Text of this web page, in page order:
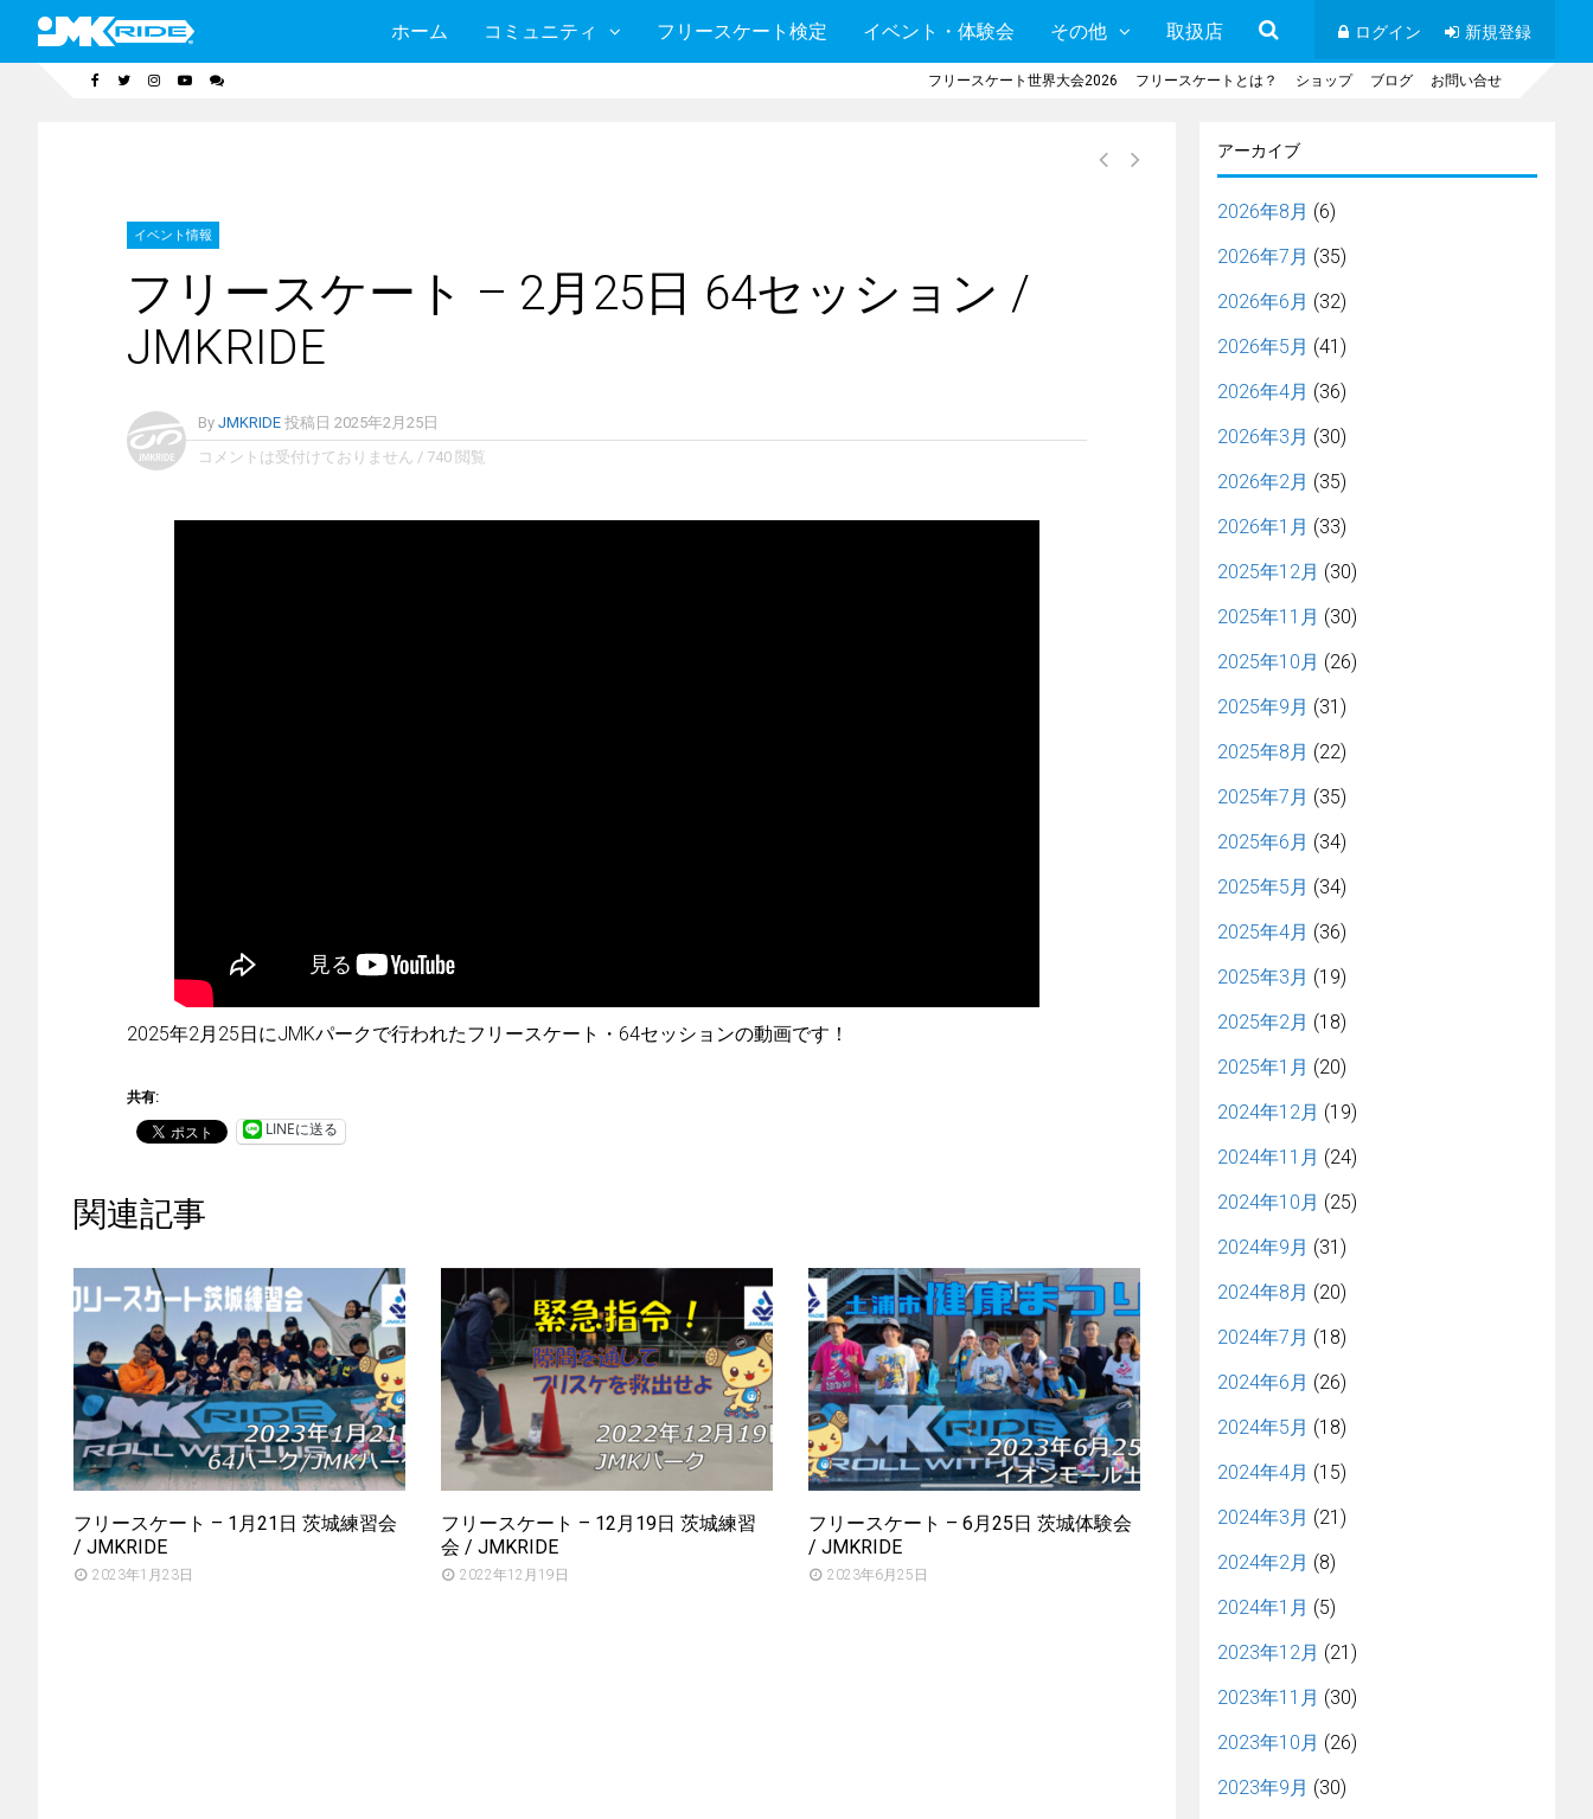
ホーム コミュニティ フリースケート検定 イベント・体験会 その他 取扱店 ログイン 新規登録
フリースケート世界大会2026 フリースケートとは？ ショップ ブログ お問い合せ
イベント情報
フリースケート – 2月25日 64セッション /
JMKRIDE
By JMKRIDE 投稿日 2025年2月25日
コメントは受付けておりません / 740 閲覧
2025年2月25日にJMKパークで行われたフリースケート・64セッションの動画です！
共有:
LINEに送る
関連記事
フリースケート – 1月21日 茨城練習会
/ JMKRIDE
2023年1月23日
フリースケート – 12月19日 茨城練習
会 / JMKRIDE
2022年12月19日
フリースケート – 6月25日 茨城体験会
/ JMKRIDE
2023年6月25日
アーカイブ
2026年8月 (6)
2026年7月 (35)
2026年6月 (32)
2026年5月 (41)
2026年4月 (36)
2026年3月 (30)
2026年2月 (35)
2026年1月 (33)
2025年12月 (30)
2025年11月 (30)
2025年10月 (26)
2025年9月 (31)
2025年8月 (22)
2025年7月 (35)
2025年6月 (34)
2025年5月 (34)
2025年4月 (36)
2025年3月 (19)
2025年2月 (18)
2025年1月 (20)
2024年12月 (19)
2024年11月 (24)
2024年10月 (25)
2024年9月 (31)
2024年8月 (20)
2024年7月 (18)
2024年6月 (26)
2024年5月 (18)
2024年4月 (15)
2024年3月 (21)
2024年2月 (8)
2024年1月 (5)
2023年12月 (21)
2023年11月 (30)
2023年10月 (26)
2023年9月 (30)